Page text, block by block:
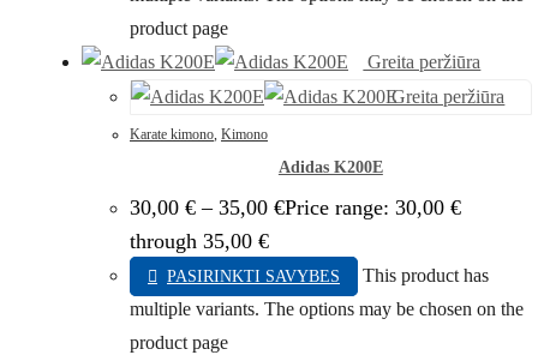
product page
Greita peržiūra
Greita peržiūra
Karate kimono, Kimono
Adidas K200E
30,00 € – 35,00 €Price range: 30,00 €
through 35,00 €
PASIRINKTI SAVYBES
This product has
multiple variants. The options may be chosen on the
product page